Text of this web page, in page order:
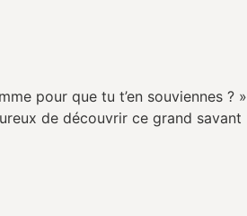
pour que tu t’en souviennes ? »
de découvrir ce grand savant